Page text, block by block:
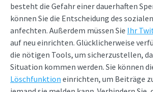
besteht die Gefahr einer dauerhaften
können Sie die Entscheidung des
anfechten. Außerdem müssen Sie Ihr
auf neu einrichten. Glücklicherweise
die nötigen Tools, um sicherzustellen,
Situation kommen werden. Sie können
Löschfunktion einrichten, um Beiträge